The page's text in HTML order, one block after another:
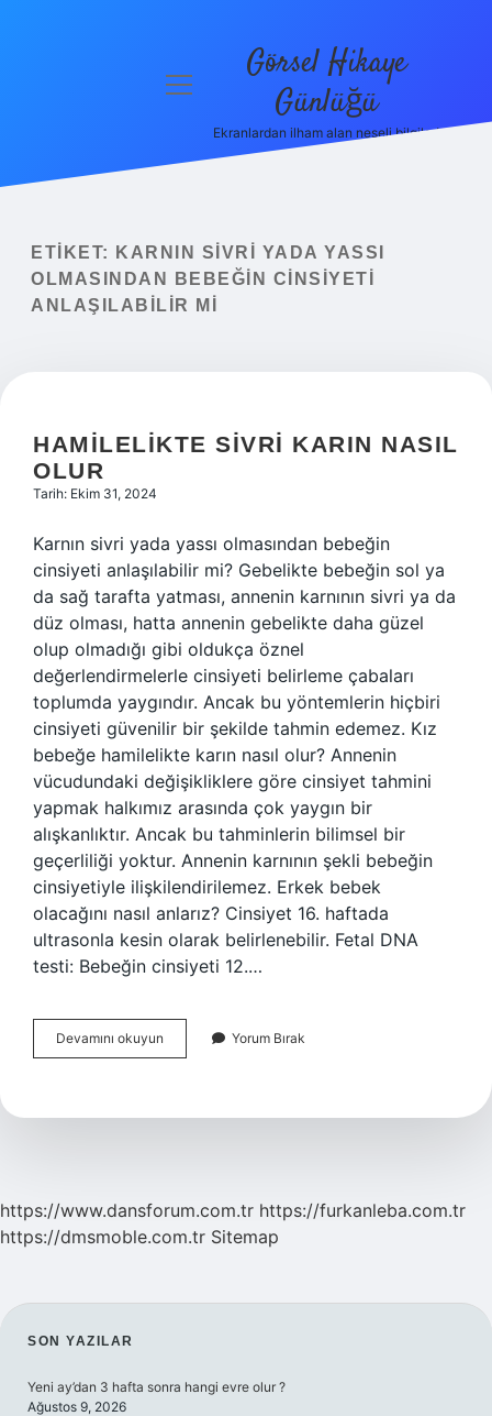
Yasal Uyarı
menüyü
Görsel Hikaye
Günlüğü
Ekranlardan ilham alan neşeli bilgiler!
ETIKET:
KARNIN SIVRI YADA YASSI
OLMASINDAN BEBEĞIN CINSIYETI
ANLAŞILABILIR MI
HAMILELIKTE SIVRI KARIN NASIL
OLUR
Tarih: Ekim 31, 2024
Karnın sivri yada yassı olmasından bebeğin
cinsiyeti anlaşılabilir mi? Gebelikte bebeğin sol ya
da sağ tarafta yatması, annenin karnının sivri ya da
düz olması, hatta annenin gebelikte daha güzel
olup olmadığı gibi oldukça öznel
değerlendirmelerle cinsiyeti belirleme çabaları
toplumda yaygındır. Ancak bu yöntemlerin hiçbiri
cinsiyeti güvenilir bir şekilde tahmin edemez. Kız
bebeğe hamilelikte karın nasıl olur? Annenin
vücudundaki değişikliklere göre cinsiyet tahmini
yapmak halkımız arasında çok yaygın bir
alışkanlıktır. Ancak bu tahminlerin bilimsel bir
geçerliliği yoktur. Annenin karnının şekli bebeğin
cinsiyetiyle ilişkilendirilemez. Erkek bebek
olacağını nasıl anlarız? Cinsiyet 16. haftada
ultrasonla kesin olarak belirlenebilir. Fetal DNA
testi: Bebeğin cinsiyeti 12.…
Devamını okuyun Hamilelikte
Sivri
Olur
Yorum Bırak
https://www.dansforum.com.tr https://furkanleba.com.tr
https://dmsmoble.com.tr Sitemap
SIDEBAR
SON YAZILAR
Yeni ay’dan 3 hafta sonra hangi evre olur ?
Ağustos 9, 2026